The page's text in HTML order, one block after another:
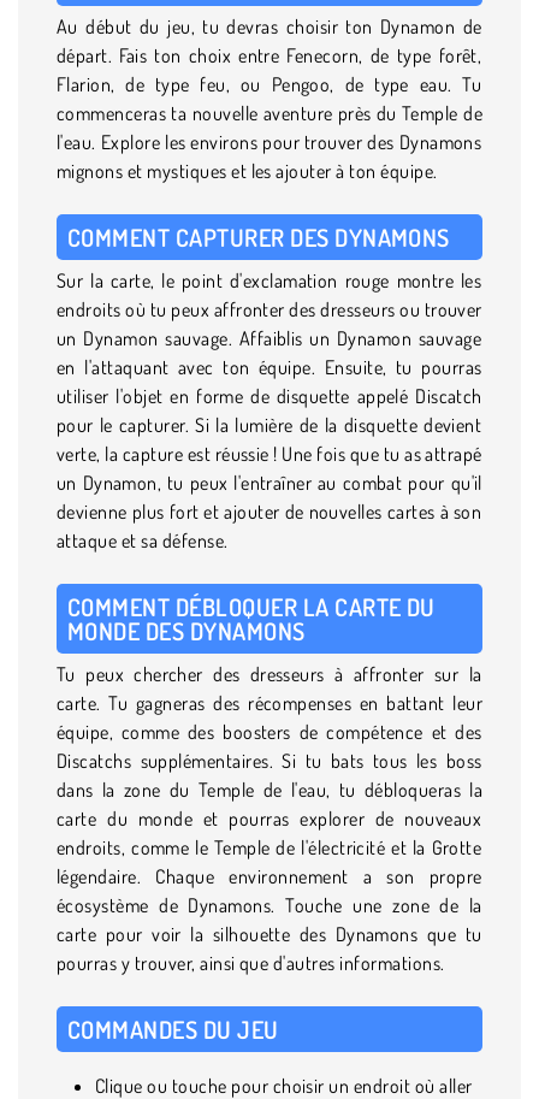
Au début du jeu, tu devras choisir ton Dynamon de
départ. Fais ton choix entre Fenecorn, de type forêt,
Flarion, de type feu, ou Pengoo, de type eau. Tu
commenceras ta nouvelle aventure près du Temple de
l'eau. Explore les environs pour trouver des Dynamons
mignons et mystiques et les ajouter à ton équipe.
COMMENT CAPTURER DES DYNAMONS
Sur la carte, le point d'exclamation rouge montre les
endroits où tu peux affronter des dresseurs ou trouver
un Dynamon sauvage. Affaiblis un Dynamon sauvage
en l'attaquant avec ton équipe. Ensuite, tu pourras
utiliser l'objet en forme de disquette appelé Discatch
pour le capturer. Si la lumière de la disquette devient
verte, la capture est réussie ! Une fois que tu as attrapé
un Dynamon, tu peux l'entraîner au combat pour qu'il
devienne plus fort et ajouter de nouvelles cartes à son
attaque et sa défense.
COMMENT DÉBLOQUER LA CARTE DU
MONDE DES DYNAMONS
Tu peux chercher des dresseurs à affronter sur la
carte. Tu gagneras des récompenses en battant leur
équipe, comme des boosters de compétence et des
Discatchs supplémentaires. Si tu bats tous les boss
dans la zone du Temple de l'eau, tu débloqueras la
carte du monde et pourras explorer de nouveaux
endroits, comme le Temple de l'électricité et la Grotte
légendaire. Chaque environnement a son propre
écosystème de Dynamons. Touche une zone de la
carte pour voir la silhouette des Dynamons que tu
pourras y trouver, ainsi que d'autres informations.
COMMANDES DU JEU
Clique ou touche pour choisir un endroit où aller